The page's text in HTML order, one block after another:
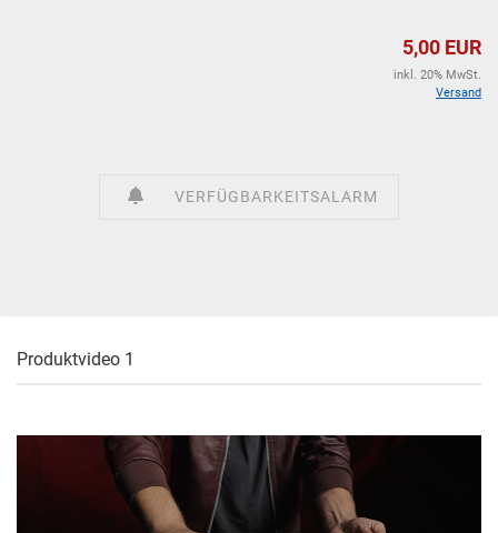
5,00 EUR
inkl. 20% MwSt.
Versand
VERFÜGBARKEITSALARM
Produktvideo 1